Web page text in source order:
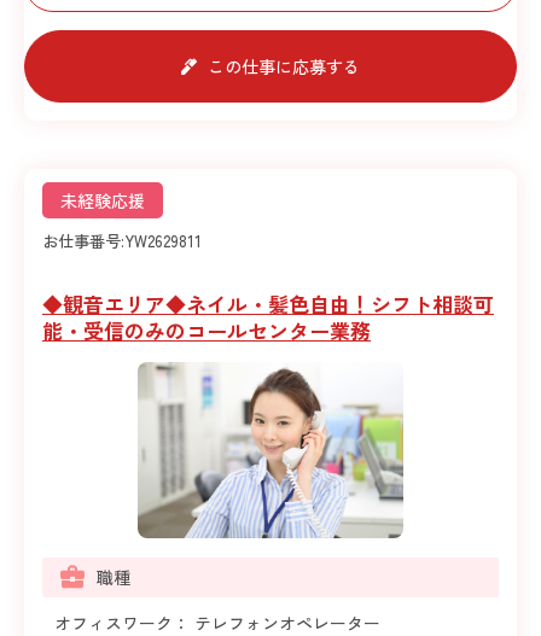
この仕事に応募する
未経験応援
お仕事番号:YW2629811
◆観音エリア◆ネイル・髪色自由！シフト相談可
能・受信のみのコールセンター業務
職種
オフィスワーク： テレフォンオペレーター